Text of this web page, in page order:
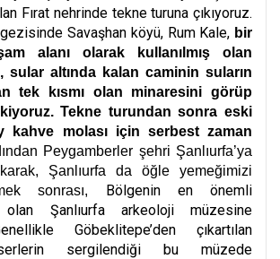
Fırat nehrinde tekne turuna çıkıyoruz.
Savaşhan köyü, Rum Kale, bir
alanı olarak kullanılmış olan
sular altında kalan caminin suların
tek kısmı olan minaresini görüp
Tekne turundan sonra eski
kahve molası için serbest zaman
Peygamberler şehri Şanlıurfa’ya
Şanlıurfa da öğle yemeğimizi
sonrası, Bölgenin en önemli
olan Şanlıurfa arkeoloji müzesine
Göbeklitepe’den çıkartılan
sergilendiği bu müzede